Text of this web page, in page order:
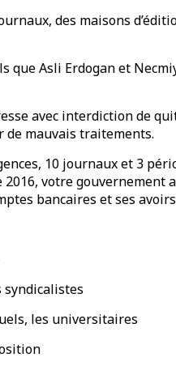
des maisons
que Asli Erdogan et
avec interdiction de
de mauvais traitements.
10 journaux et 3
2016, votre gouvernement
bancaires et ses
syndicalistes
les universitaires